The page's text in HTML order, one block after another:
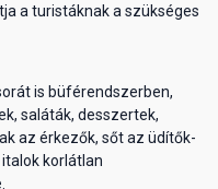
a turistáknak a szükséges
is büférendszerben,
saláták, desszertek,
az érkezők, sőt az üdítők-
korlátlan